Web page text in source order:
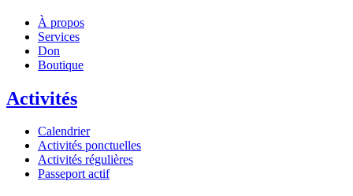
À propos
Services
Don
Boutique
Activités
Calendrier
Activités ponctuelles
Activités régulières
Passeport actif